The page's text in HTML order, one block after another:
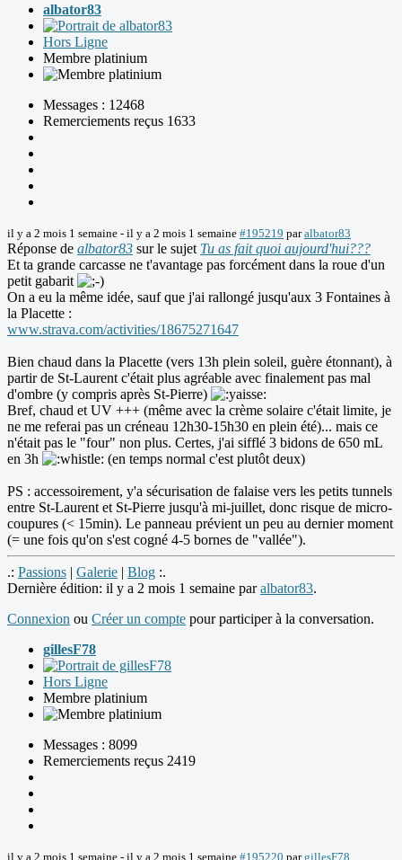
albator83
Hors Ligne
Membre platinium
Messages : 12468
Remerciements reçus 1633
il y a 2 mois 1 semaine - il y a 2 mois 1 semaine #195219 paralbator83
Réponse de albator83 sur le sujet Tu as fait quoi aujourd'hui???
Et ta grande carcasse ne t'avantage pas forcément dans la roue d'un
petit gabarit
On a eu la même idée, sauf que j'ai rallongé jusqu'aux 3 Fontaines à
la Placette :
www.strava.com/activities/18675271647
Bien chaud dans la Placette (vers 13h plein soleil, guère étonnant), à
partir de St-Laurent c'était plus agréable avec finalement pas mal
d'ombre (y compris après St-Pierre)
Bref, chaud et UV +++ (même avec la crème solaire c'était limite, je
ne me referai pas un créneau 12h30-15h30 en plein été)... mais ce
n'était pas le "four" non plus. Certes, j'ai sifflé 3 bidons de 650 mL
en 3h
(en temps normal c'est plutôt deux)
PS : accessoirement, y'a sécurisation de falaise vers les petits tunnels
entre St-Laurent et St-Pierre jusqu'à mi-juillet, donc risque de micro-
coupures (< 15min). Le panneau prévient un peu au dernier moment
(= une fois qu'on s'est cogné 4-5 bornes de "vallée").
.: Passions | Galerie | Blog :.
Dernière édition: il y a 2 mois 1 semaine paralbator83.
Connexion ou Créer un compte pour participer à la conversation.
gillesF78
Hors Ligne
Membre platinium
Messages : 8099
Remerciements reçus 2419
il y a 2 mois 1 semaine - il y a 2 mois 1 semaine #195220 pargillesF78